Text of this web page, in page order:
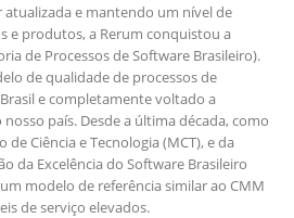
atualizada e mantendo um nível de
e produtos, a Rerum conquistou a
de Processos de Software Brasileiro).
de qualidade de processos de
e completamente voltado a
país. Desde a última década, como
Ciência e Tecnologia (MCT), e da
da Excelência do Software Brasileiro
modelo de referência similar ao CMM
de serviço elevados.